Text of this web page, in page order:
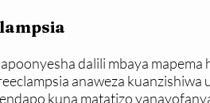
dalili mbaya mapema
anaweza
kuna matatizo